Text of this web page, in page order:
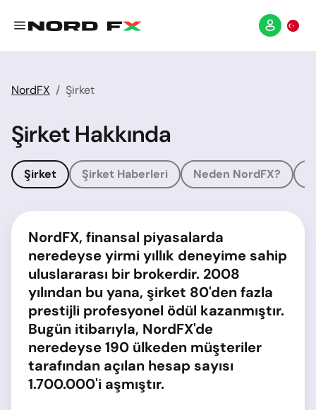
NordFX Şirket
Şirket Hakkında
Şirket Şirket Haberleri Neden NordFX?
NordFX, finansal piyasalarda
neredeyse yirmi yıllık deneyime sahip
uluslararası bir brokerdir. 2008
yılından bu yana, şirket 80'den fazla
prestijli profesyonel ödül kazanmıştır.
Bugün itibarıyla, NordFX'de
neredeyse 190 ülkeden müşteriler
tarafından açılan hesap sayısı
1.700.000'i aşmıştır.